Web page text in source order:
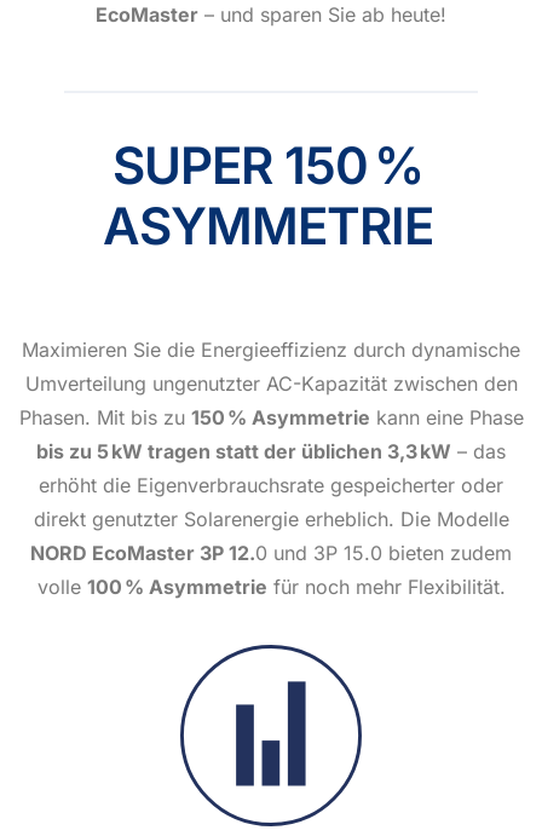
EcoMaster – und sparen Sie ab heute!
SUPER 150 %
ASYMMETRIE
Maximieren Sie die Energieeffizienz durch dynamische
Umverteilung ungenutzter AC-Kapazität zwischen den
Phasen. Mit bis zu 150 % Asymmetrie kann eine Phase
bis zu 5 kW tragen statt der üblichen 3,3 kW – das
erhöht die Eigenverbrauchsrate gespeicherter oder
direkt genutzter Solarenergie erheblich. Die Modelle
NORD EcoMaster 3P 12.0 und 3P 15.0 bieten zudem
volle 100 % Asymmetrie für noch mehr Flexibilität.